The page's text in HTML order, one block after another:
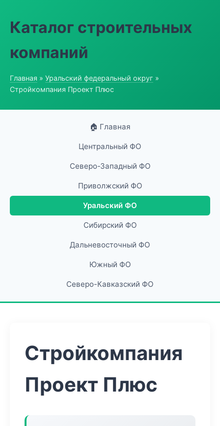
Каталог строительных
компаний
Главная » Уральский федеральный округ »
Стройкомпания Проект Плюс
🏠 Главная
Центральный ФО
Северо-Западный ФО
Приволжский ФО
Уральский ФО
Сибирский ФО
Дальневосточный ФО
Южный ФО
Северо-Кавказский ФО
Стройкомпания
Проект Плюс